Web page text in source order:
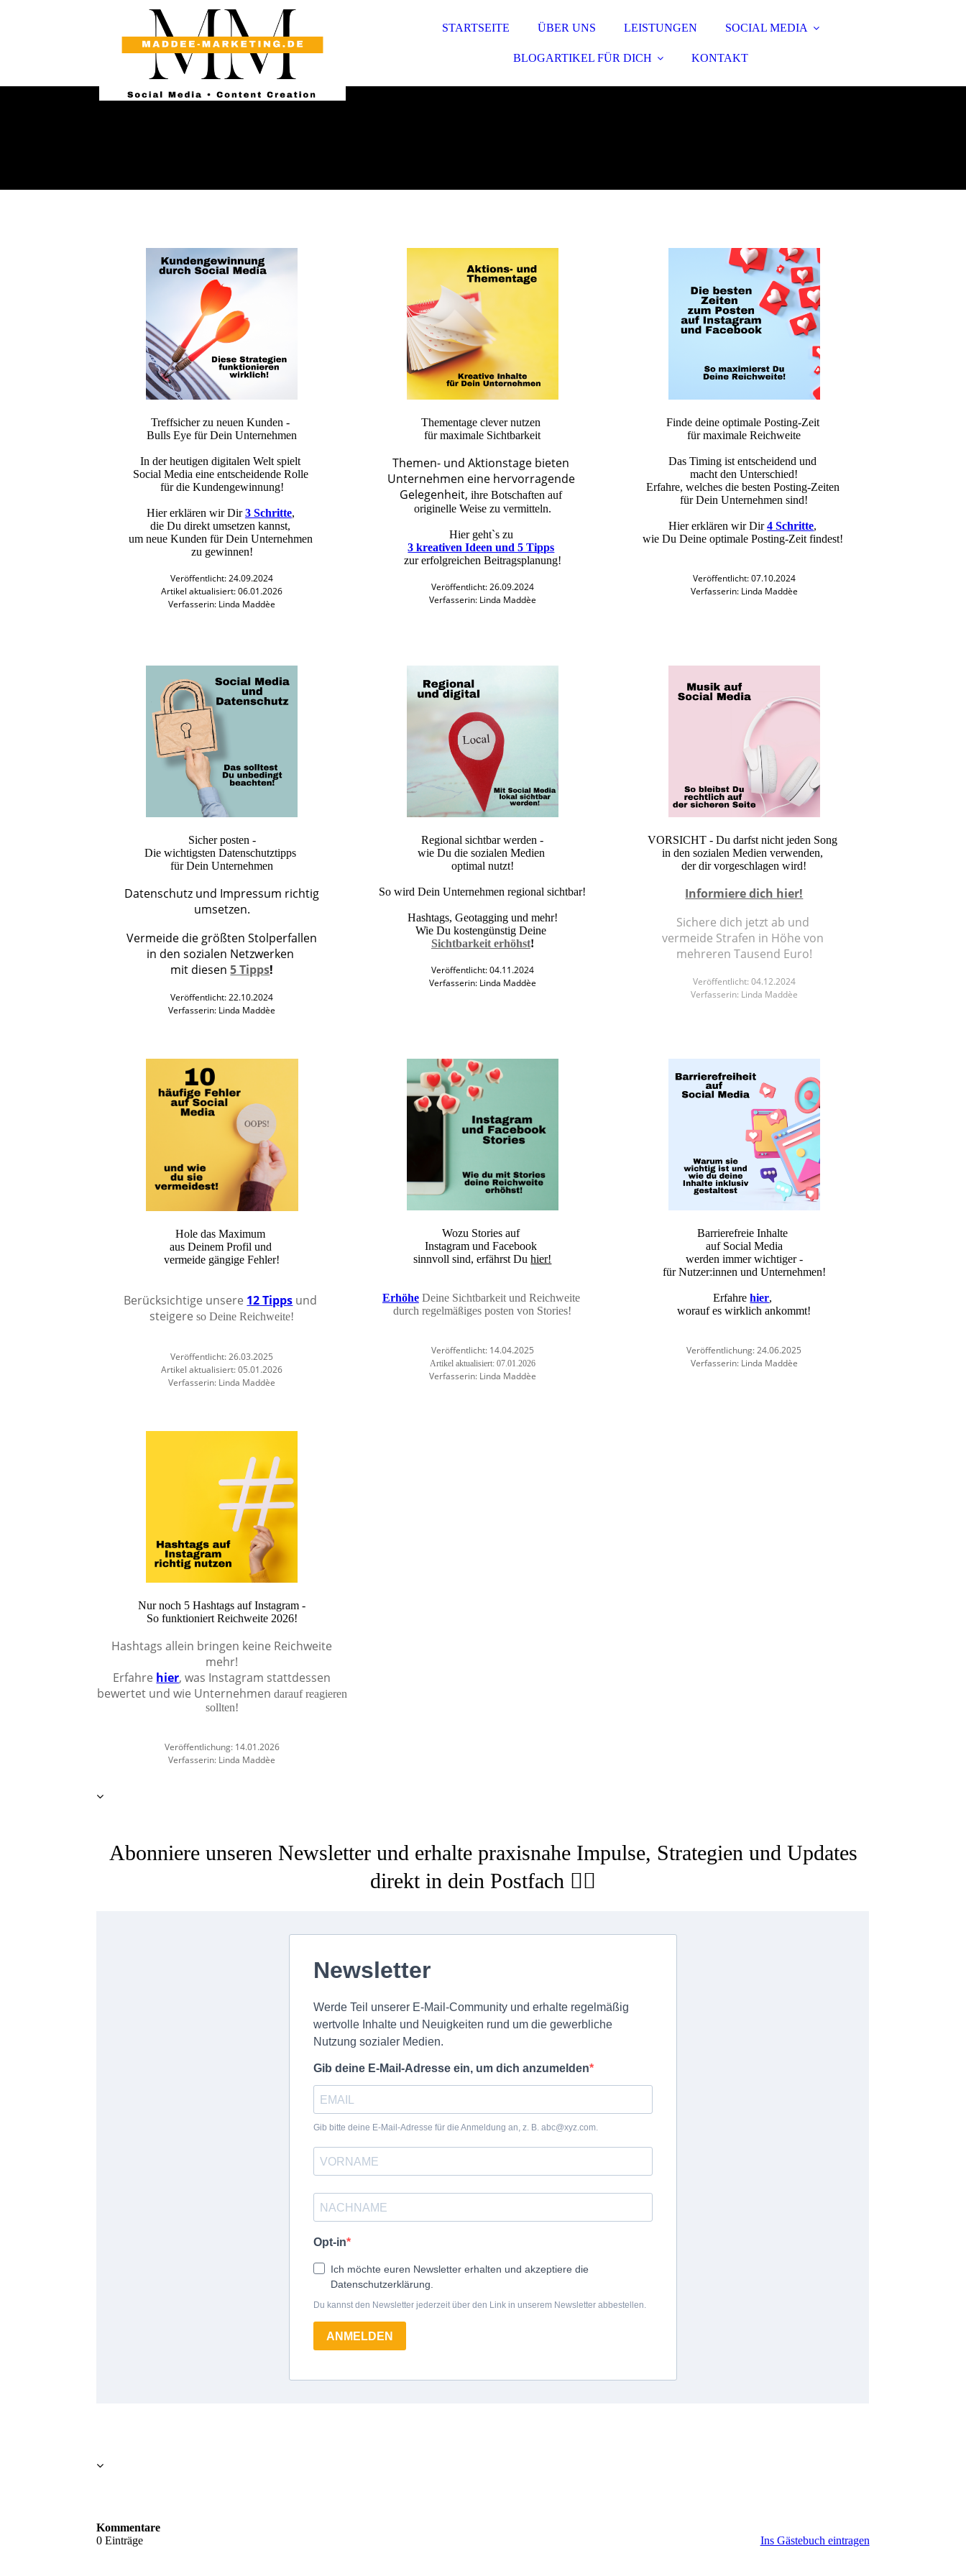
STARTSEITE ÜBER UNS LEISTUNGEN SOCIAL MEDIA
BLOGARTIKEL FÜR DICH KONTAKT
Treffsicher zu neuen Kunden -
Bulls Eye für Dein Unternehmen
In der heutigen digitalen Welt spielt
Social Media eine entscheidende Rolle
für die Kundengewinnung!
Hier erklären wir Dir3 Schritte,
die Du direkt umsetzen kannst,
um neue Kunden für Dein Unternehmen
zu gewinnen!
Veröffentlicht: 24.09.2024
Artikel aktualisiert: 06.01.2026
Verfasserin: Linda Maddèe
Thementage clever nutzen
für maximale Sichtbarkeit
Themen- und Aktionstage bieten
Unternehmen eine hervorragende
Gelegenheit,ihre Botschaften auf
originelle Weise zu vermitteln.
Hier geht`s zu
3 kreativen Ideen und 5 Tipps
zur erfolgreichen Beitragsplanung!
Veröffentlicht: 26.09.2024
Verfasserin: Linda Maddèe
Finde deine optimale Posting-Zeit
für maximale Reichweite
Das Timing ist entscheidend und
macht den Unterschied!
Erfahre, welches die besten Posting-Zeiten
für Dein Unternehmen sind!
Hier erklären wir Dir4 Schritte,
wie Du Deine optimale Posting-Zeit findest!
Veröffentlicht: 07.10.2024
Verfasserin: Linda Maddèe
Sicher posten -
Die wichtigsten Datenschutztipps
für Dein Unternehmen
Datenschutz und Impressum richtig
umsetzen.
Vermeide die größten Stolperfallen
in den sozialen Netzwerken
mit diesen5 Tipps!
Veröffentlicht: 22.10.2024
Verfasserin: Linda Maddèe
Regional sichtbar werden -
wie Du die sozialen Medien
optimal nutzt!
So wird Dein Unternehmen regional sichtbar!
Hashtags, Geotagging und mehr!
Wie Du kostengünstig Deine
Sichtbarkeit erhöhst!
Veröffentlicht: 04.11.2024
Verfasserin: Linda Maddèe
VORSICHT -Du darfst nicht jeden Song
in den sozialen Medien verwenden,
der dir vorgeschlagen wird!
Informiere dich hier!
Sichere dich jetzt ab und
vermeide Strafen in Höhe von
mehreren Tausend Euro!
Veröffentlicht: 04.12.2024
Verfasserin: Linda Maddèe
Hole das Maximum
aus Deinem Profil und
vermeide gängige Fehler!
Berücksichtige unsere 12 Tipps und
steigereso Deine Reichweite!
Veröffentlicht: 26.03.2025
Artikel aktualisiert: 05.01.2026
Verfasserin: Linda Maddèe
Wozu Stories auf
Instagram und Facebook
sinnvoll sind, erfährst Duhier!
ErhöheDeine Sichtbarkeit und Reichweite
durch regelmäßiges posten von Stories!
Veröffentlicht: 14.04.2025
Artikel aktualisiert: 07.01.2026
Verfasserin: Linda Maddèe
Barrierefreie Inhalte
auf Social Media
werden immer wichtiger -
für Nutzer:innen und Unternehmen!
Erfahrehier,
worauf es wirklich ankommt!
Veröffentlichung: 24.06.2025
Verfasserin: Linda Maddèe
Nur noch 5 Hashtags auf Instagram -
So funktioniert Reichweite 2026!
Hashtags allein bringen keine Reichweite
mehr!
Erfahre hier, was Instagram stattdessen
bewertet und wie Unternehmen darauf reagieren
sollten!
Veröffentlichung: 14.01.2026
Verfasserin: Linda Maddèe
Abonniere unseren Newsletter und erhalte praxisnahe Impulse, Strategien und Updates
direkt in dein Postfach 👇🏻
Kommentare
0 Einträge
Ins Gästebuch eintragen